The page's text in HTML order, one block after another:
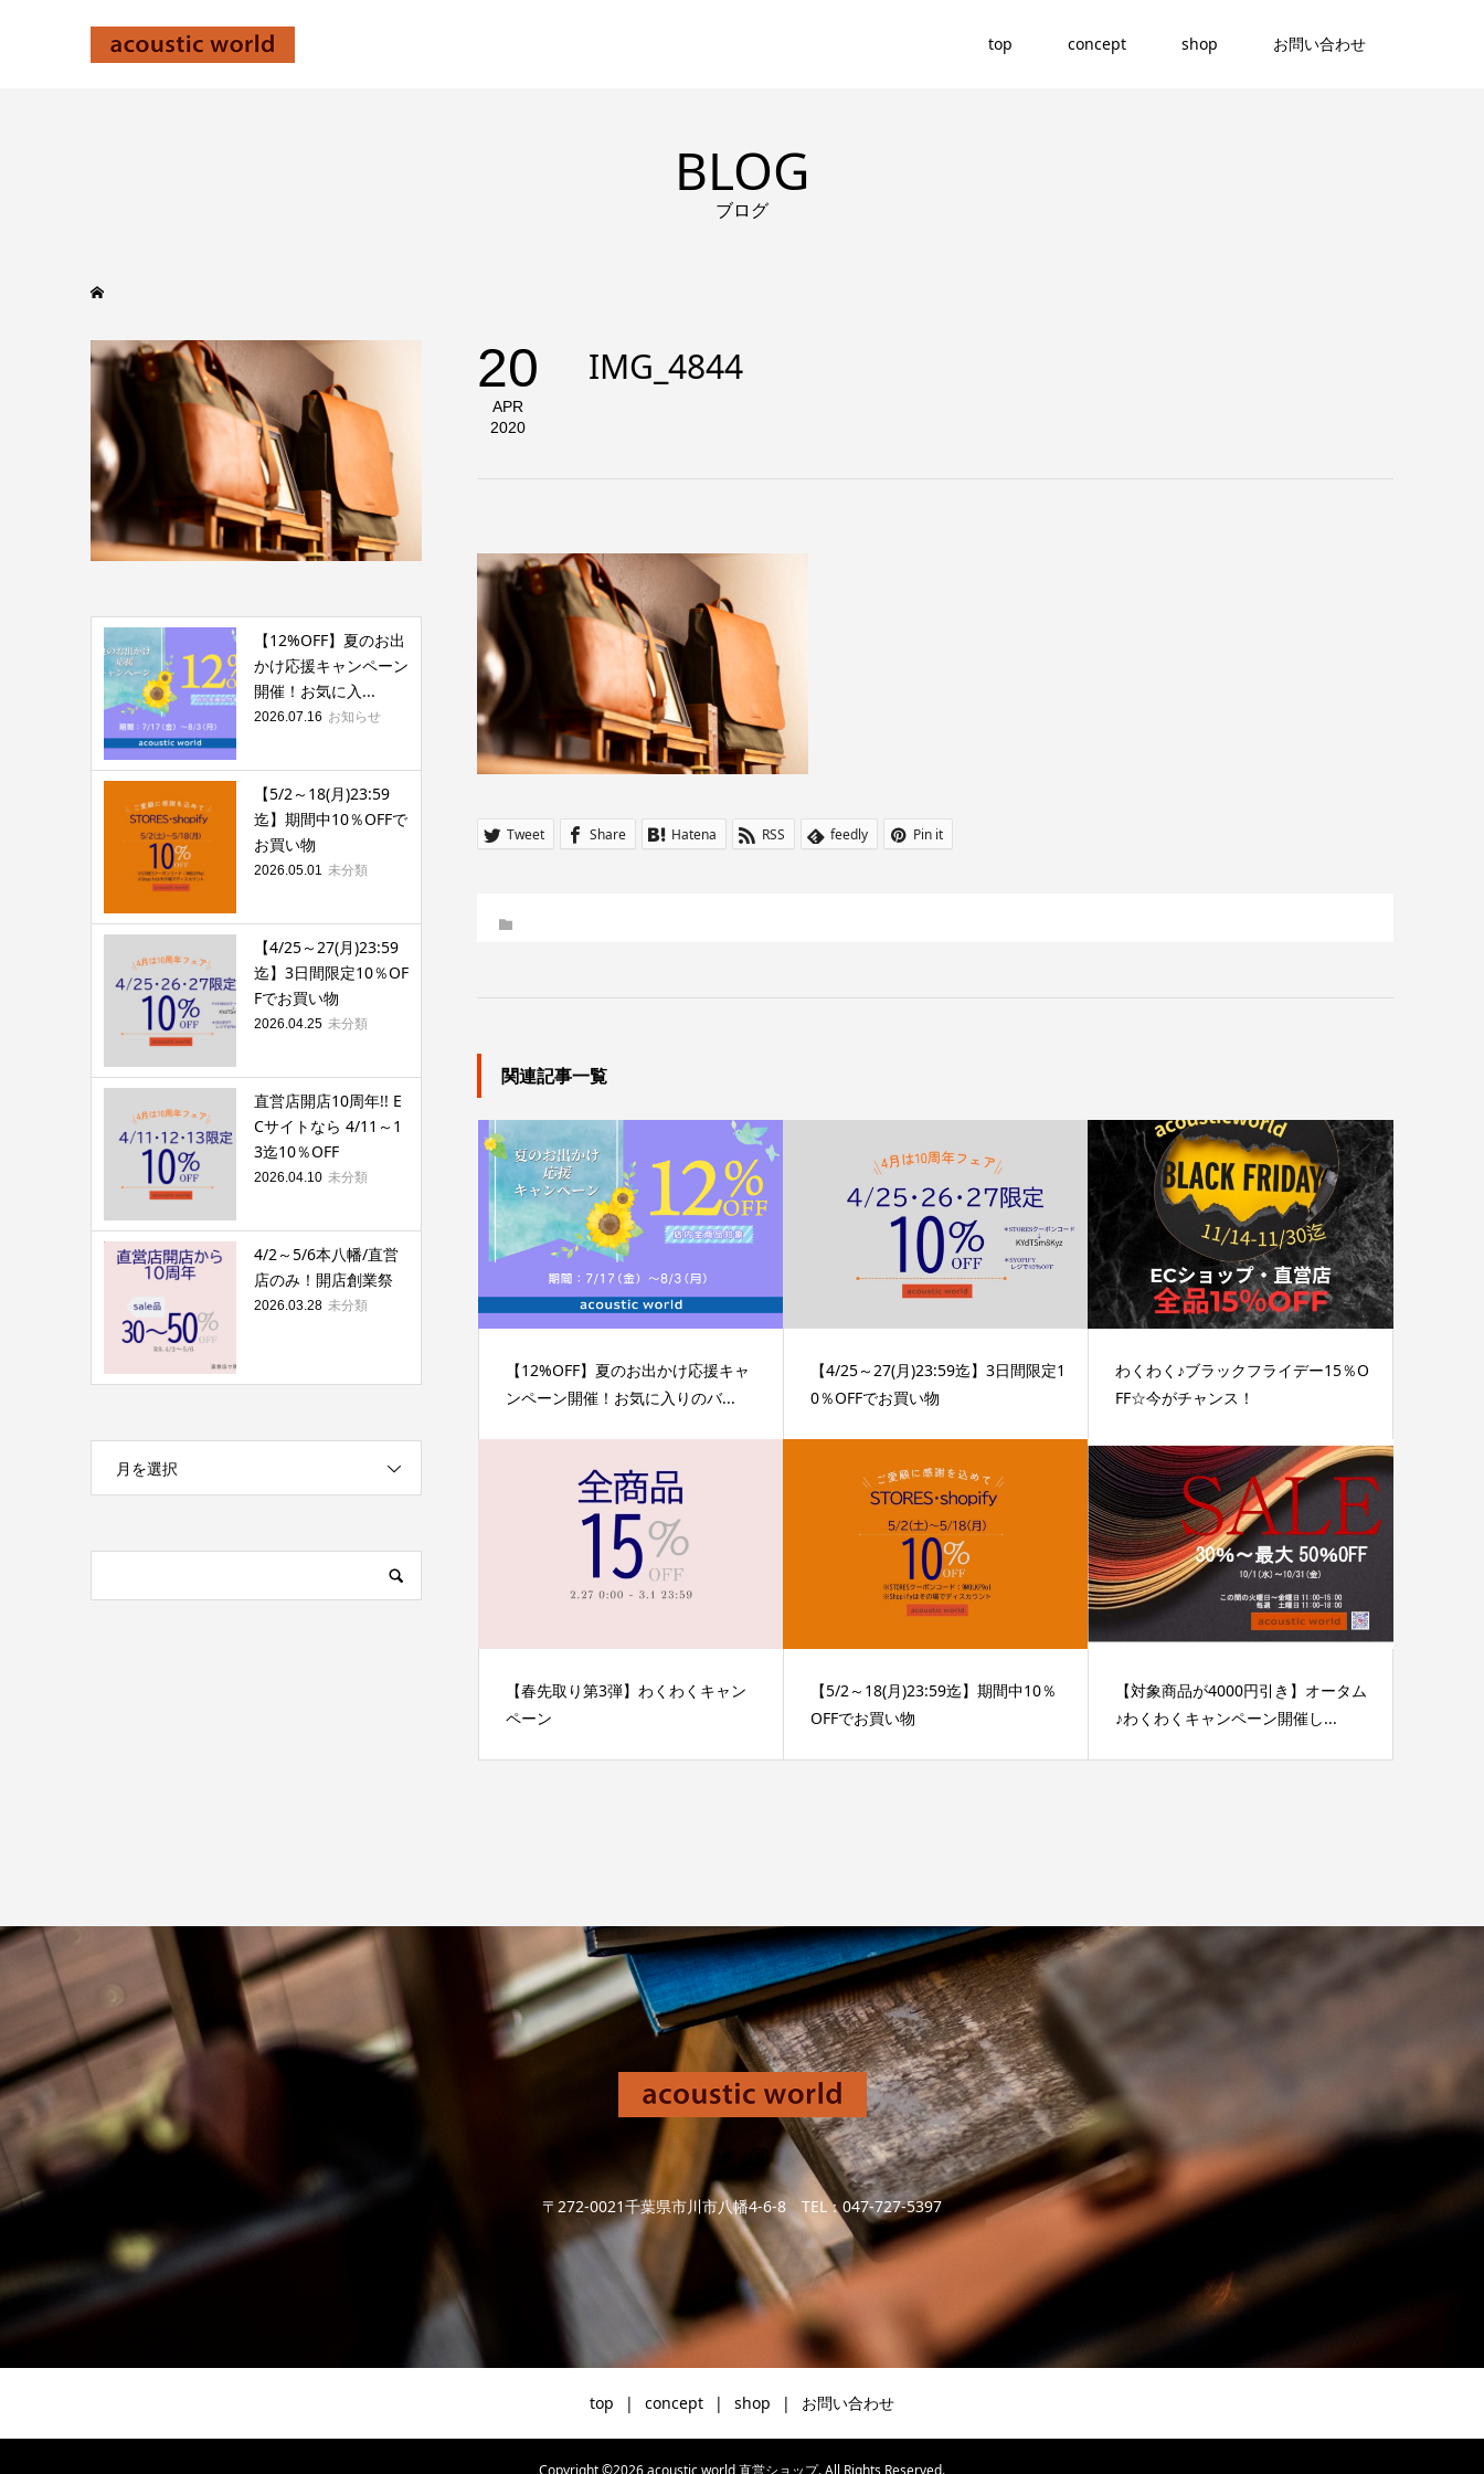
top concept shop お問い合わせ
BLOG
ブログ
20
APR
2020
IMG_4844
Tweet Share Hatena RSS feedly Pin it
関連記事一覧
【12%OFF】夏のお出かけ応援キャ
ンペーン開催！お気に入りのバ...
【4/25～27(月)23:59迄】3日間限定1
0％OFFでお買い物
わくわく♪ブラックフライデー15％O
FF☆今がチャンス！
【春先取り第3弾】わくわくキャン
ペーン
【5/2～18(月)23:59迄】期間中10％
OFFでお買い物
【対象商品が4000円引き】オータム
♪わくわくキャンペーン開催し...
【12%OFF】夏のお出
かけ応援キャンペーン
開催！お気に入...
2026.07.16 お知らせ
【5/2～18(月)23:59
迄】期間中10％OFFで
お買い物
2026.05.01 未分類
【4/25～27(月)23:59
迄】3日間限定10％OF
Fでお買い物
2026.04.25 未分類
直営店開店10周年!! E
Cサイトなら 4/11～1
3迄10％OFF
2026.04.10 未分類
4/2～5/6本八幡/直営
店のみ！開店創業祭
2026.03.28 未分類
月を選択
〒272-0021千葉県市川市八幡4-6-8 TEL：047-727-5397
top concept shop お問い合わせ
Copyright ©2026acoustic world 直営ショップ. All Rights Reserved.